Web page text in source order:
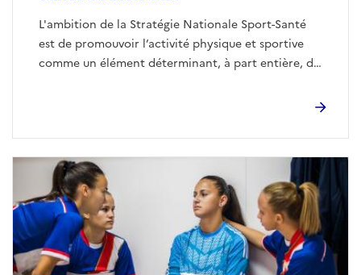
L'ambition de la Stratégie Nationale Sport-Santé
est de promouvoir l’activité physique et sportive
comme un élément déterminant, à part entière, de